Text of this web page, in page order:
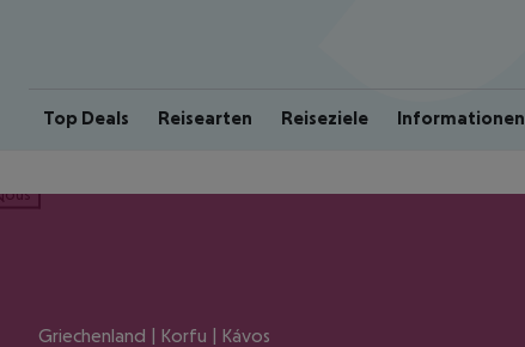
Top Deals Reisearten Reiseziele Informationen
Griechenland | Korfu | Kávos